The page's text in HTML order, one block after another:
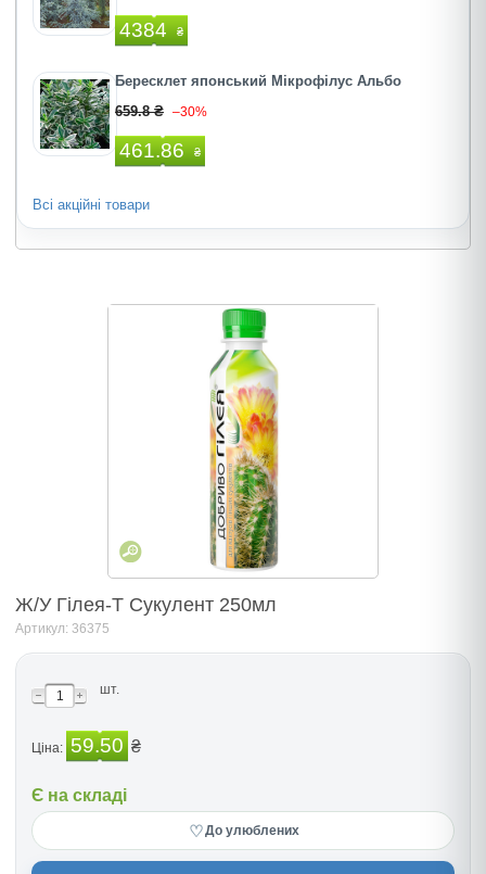
4384 ₴
Бересклет японський Мікрофілус Альбо
659.8 ₴ –30%
461.86 ₴
Всі акційні товари
Ж/У Гілея-Т Сукулент 250мл
Артикул: 36375
шт.
Ціна: 59.50 ₴
Є на складі
♡До улюблених